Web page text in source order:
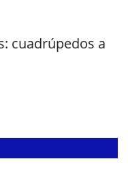
cuadrúpedos a